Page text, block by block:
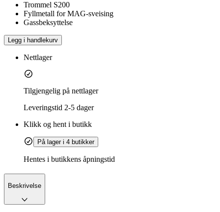
Trommel S200
Fyllmetall for MAG-sveising
Gassbeksyttelse
Legg i handlekurv
Nettlager
Tilgjengelig på nettlager
Leveringstid 2-5 dager
Klikk og hent i butikk
På lager i 4 butikker
Hentes i butikkens åpningstid
Beskrivelse